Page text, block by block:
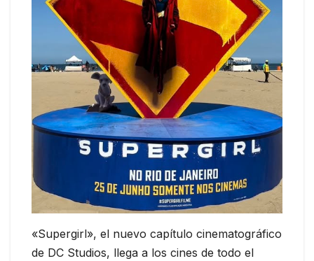
«Supergirl», el nuevo capítulo cinematográfico
de DC Studios, llega a los cines de todo el